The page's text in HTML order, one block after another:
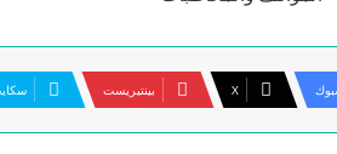
‫X بينتيريست